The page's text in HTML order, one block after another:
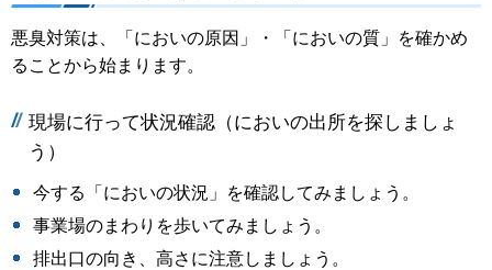
悪臭対策は、「においの原因」・「においの質」を確かめ
ることから始まります。
現場に行って状況確認（においの出所を探しましょ
う）
今する「においの状況」を確認してみましょう。
事業場のまわりを歩いてみましょう。
排出口の向き、高さに注意しましょう。